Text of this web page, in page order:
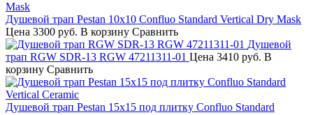
Душевой трап Pestan 10х10 Confluo Standard Vertical Dry Mask
Цена 3300 руб. В корзину Сравнить
Душевой
трап RGW SDR-13 RGW 47211311-01 Цена 3410 руб. В
корзину Сравнить
Душевой трап Pestan 15х15 под плитку Confluo Standard